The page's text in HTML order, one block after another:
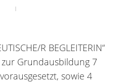
R BEGLEITERIN“
Grundausbildung 7
sowie 4